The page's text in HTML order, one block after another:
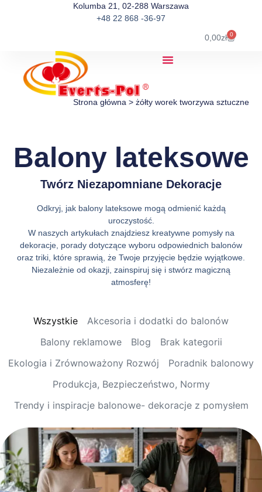
Kolumba 21, 02-288 Warszawa
+48 22 868 -36-97
0,00zł 0
Strona główna > żółty worek tworzywa sztuczne
Balony lateksowe
Twórz Niezapomniane Dekoracje
Odkryj, jak balony lateksowe mogą odmienić każdą
uroczystość.
W naszych artykułach znajdziesz kreatywne pomysły na
dekoracje, porady dotyczące wyboru odpowiednich balonów
oraz triki, które sprawią, że Twoje przyjęcie będzie wyjątkowe.
Niezależnie od okazji, zainspiruj się i stwórz magiczną
atmosferę!
Akcesoria i dodatki do balonów
Balony reklamowe
Blog
Brak kategorii
Ekologia i Zrównoważony Rozwój
Poradnik balonowy
Produkcja, Bezpieczeństwo, Normy
Trendy i inspiracje balonowe- dekoracje z pomysłem
Wszystkie